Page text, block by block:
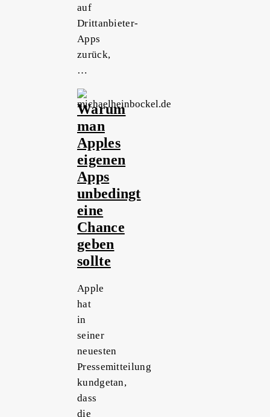
auf
Drittanbieter-
Apps
zurück,
…
Warum
man
Apples
eigenen
Apps
unbedingt
eine
Chance
geben
sollte
Apple
hat
in
seiner
neuesten
Pressemitteilung
kundgetan,
dass
die